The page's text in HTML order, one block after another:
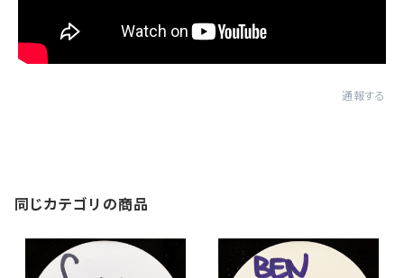
通報する
同じカテゴリの商品